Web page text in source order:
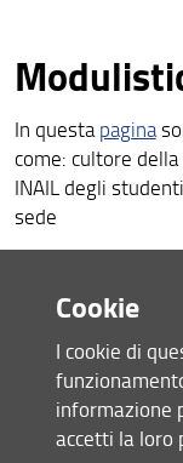
In questapagina
come: cultore
INAIL degli
sede
ruolo di
Informazioni per
Cookie
I cookie di
informazione
accetti la loro